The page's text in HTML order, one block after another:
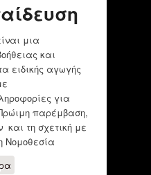
μια
και
ειδικής αγωγής
για
παρέμβαση,
και τη σχετική με
Νομοθεσία
για Ειδική